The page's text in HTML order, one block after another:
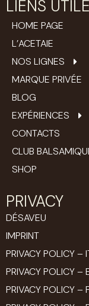
LIENS
HOME PAGE
L’ACETAIE
NOS LIGNES
MARQUE PRIVÉE
BLOG
EXPÉRIENCES
CONTACTS
CLUB
SHOP
PRIVACY
DÉSAVEU
IMPRINT
PRIVACY POLICY –
PRIVACY POLICY –
PRIVACY POLICY –